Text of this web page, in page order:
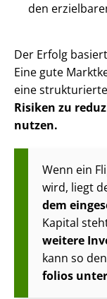
den
Der Erfolg
Eine gute
eine
Risiken zu
nutzen.
Wenn ein
wird, liegt
dem
Kapital
weitere
kann so den
fo­li­os